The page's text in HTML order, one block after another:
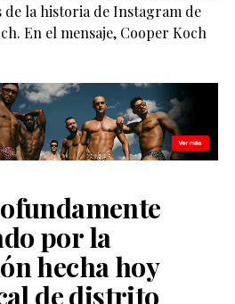
de la historia de Instagram de
En el mensaje, Cooper Koch
por la
hecha hoy
de distrito